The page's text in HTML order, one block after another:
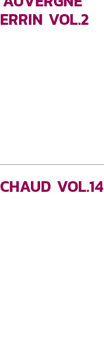
VOL.2
VOL.14